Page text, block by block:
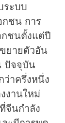
ระบบ
กชน การ
ชนตั้งแต่ปี
ยายตัวอัน
ปัจจุบัน
ว่าครึ่งหนึ่ง
งานใหม่
จีนกำลัง